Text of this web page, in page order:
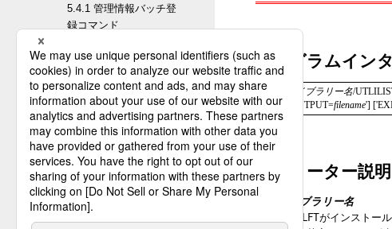
5.4.1 管理情報バッチ登
録コマンド
5.4.2 管理情報削除コマ
ンド
5.4.3 管理情報レコード
削除コマンド
5.4.4 管理情報パラメー
ターファイル生成コマン
ド
5.4.5 フォーマット情報
表示コマンド
5.4.6 管理情報関連表示
プログラムイン
CALL ライブラリー名/
   ['G'] ['OUTPUT=
filename']
パラメーター説明
ライブラリー名
HULFTがインストー